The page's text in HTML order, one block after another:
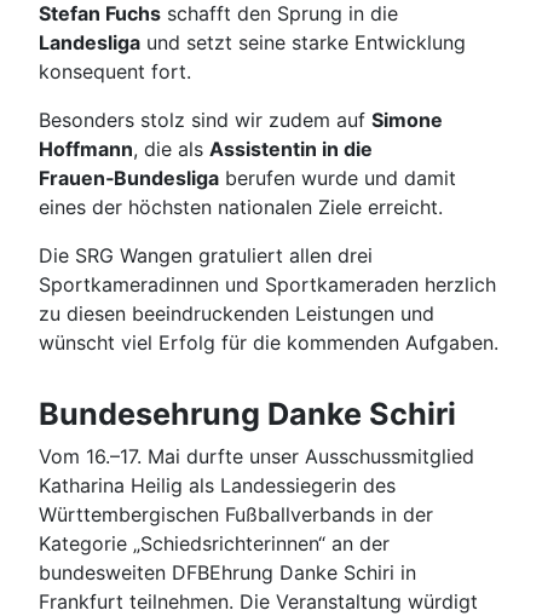
Stefan Fuchs schafft den Sprung in die
Landesliga und setzt seine starke Entwicklung
konsequent fort.
Besonders stolz sind wir zudem auf Simone
Hoffmann, die als Assistentin in die
Frauen‑Bundesliga berufen wurde und damit
eines der höchsten nationalen Ziele erreicht.
Die SRG Wangen gratuliert allen drei
Sportkameradinnen und Sportkameraden herzlich
zu diesen beeindruckenden Leistungen und
wünscht viel Erfolg für die kommenden Aufgaben.
Bundesehrung Danke Schiri
Vom 16.–17. Mai durfte unser Ausschussmitglied
Katharina Heilig als Landessiegerin des
Württembergischen Fußballverbands in der
Kategorie „Schiedsrichterinnen“ an der
bundesweiten DFBEhrung Danke Schiri in
Frankfurt teilnehmen. Die Veranstaltung würdigt